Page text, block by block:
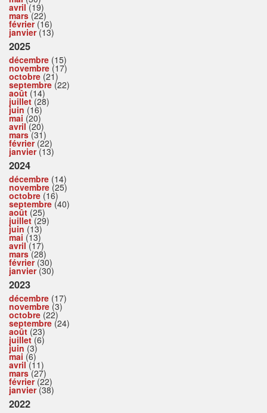
avril(19)
mars(22)
février(16)
janvier(13)
2025
décembre (15)
novembre (17)
octobre (21)
septembre (22)
août (14)
juillet(28)
juin (16)
mai (20)
avril(20)
mars(31)
février(22)
janvier(13)
2024
décembre (14)
novembre (25)
octobre (16)
septembre (40)
août (25)
juillet(29)
juin (13)
mai (13)
avril(17)
mars(28)
février(30)
janvier(30)
2023
décembre (17)
novembre (3)
octobre (22)
septembre (24)
août (23)
juillet(6)
juin (3)
mai (6)
avril(11)
mars(27)
février(22)
janvier(38)
2022